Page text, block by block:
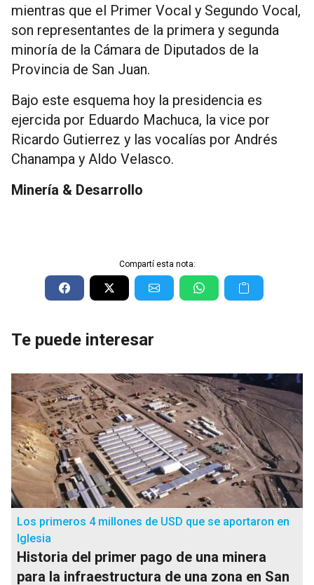
mientras que el Primer Vocal y Segundo Vocal,
son representantes de la primera y segunda
minoría de la Cámara de Diputados de la
Provincia de San Juan.
Bajo este esquema hoy la presidencia es
ejercida por Eduardo Machuca, la vice por
Ricardo Gutierrez y las vocalías por Andrés
Chanampa y Aldo Velasco.
Minería & Desarrollo
Compartí esta nota:
Te puede interesar
Los primeros 4 millones de USD que se aportaron en
Iglesia
Historia del primer pago de una minera
para la infraestructura de una zona en San